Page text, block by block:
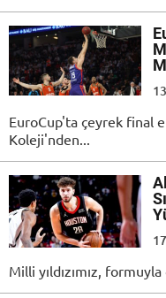
EuroCup'ta çeyrek final
Koleji'nden...
Milli yıldızımız,